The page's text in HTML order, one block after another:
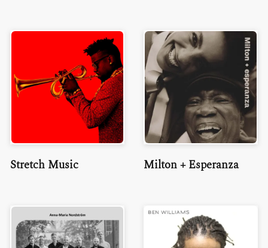
Stretch Music Milton + Esperanza